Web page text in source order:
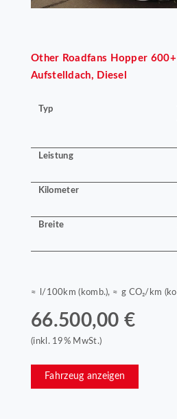
Other Roadfans Hopper
Aufstelldach, Diesel
Typ
Leistung
Kilometer
Breite
≈ l/100km (komb.), ≈ g CO₂/km
66.500,00 €
(inkl. 19% MwSt.)
Fahrzeug anzeigen